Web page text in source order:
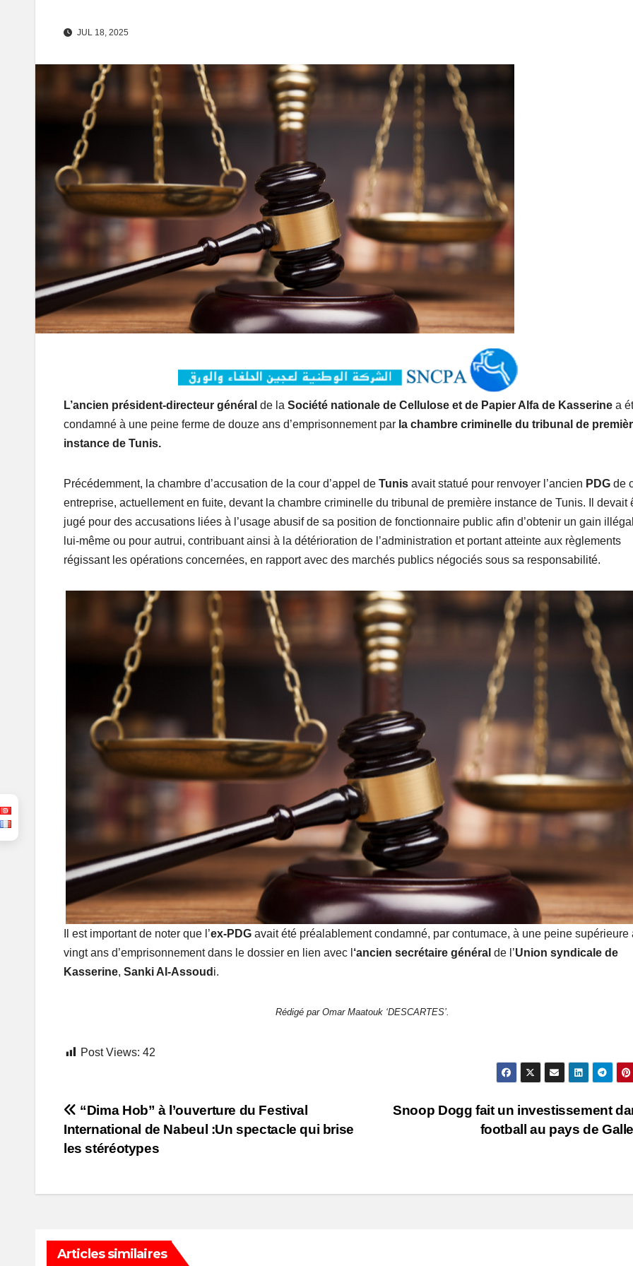
JUL 18, 2025
L’ancien président-directeur général de la Société nationale de Cellulose et de Papier Alfa de Kasserine a
condamné à une peine ferme de douze ans d’emprisonnement par la chambre criminelle du tribunal de
instance de Tunis.
Précédemment, la chambre d’accusation de la cour d’appel de Tunis avait statué pour renvoyer l’ancien PDG de
entreprise, actuellement en fuite, devant la chambre criminelle du tribunal de première instance de Tunis. Il devait
jugé pour des accusations liées à l’usage abusif de sa position de fonctionnaire public afin d’obtenir un gain
lui-même ou pour autrui, contribuant ainsi à la détérioration de l’administration et portant atteinte aux règlements
régissant les opérations concernées, en rapport avec des marchés publics négociés sous sa responsabilité.
Il est important de noter que l’ex-PDG avait été préalablement condamné, par contumace, à une peine supérieure
vingt ans d’emprisonnement dans le dossier en lien avec l ‘ancien secrétaire général de l’Union syndicale de
Kasserine, Sanki Al-Assoud i.
Rédigé par Omar Maatouk ‘DESCARTES’.
Post Views: 42
Post
navigation
Snoop Dogg fait un investissement
football au pays de
“Dima Hob” à l’ouverture du Festival
International de Nabeul :Un spectacle qui brise
les stéréotypes
Articles similaires